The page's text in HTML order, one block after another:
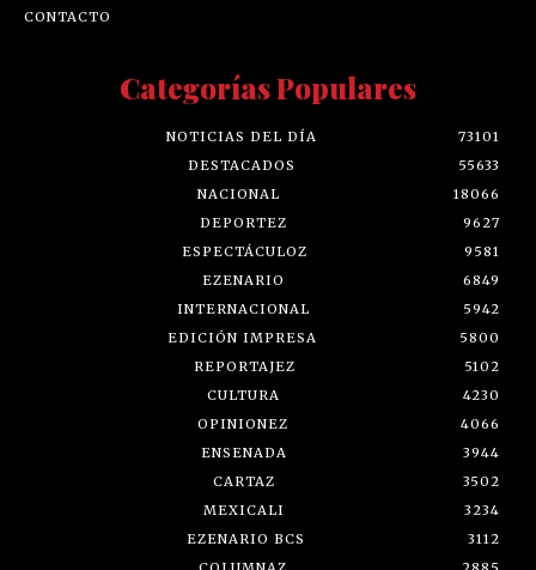
CONTACTO
Categorías Populares
NOTICIAS DEL DÍA
73101
DESTACADOS
55633
NACIONAL
18066
DEPORTEZ
9627
ESPECTÁCULOZ
9581
EZENARIO
6849
INTERNACIONAL
5942
EDICIÓN IMPRESA
5800
REPORTAJEZ
5102
CULTURA
4230
OPINIONEZ
4066
ENSENADA
3944
CARTAZ
3502
MEXICALI
3234
EZENARIO BCS
3112